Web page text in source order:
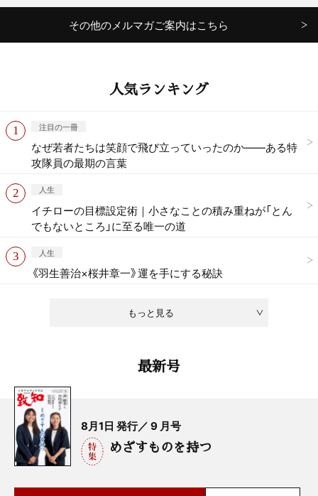
その他のメルマガご案内はこちら
人気ランキング
もっと見る
注目の一冊
なぜ若者たちは笑顔で飛び立っていったのか——ある特
攻隊員の最期の言葉
人生
イチローの目標設定術｜小さなことの積み重ねが「とん
でもないところ」に至る唯一の道
人生
《羽生善治×桜井章一》運を手にする秘訣
最新号
8月1日 発行／ 9 月号
めざすものを持つ